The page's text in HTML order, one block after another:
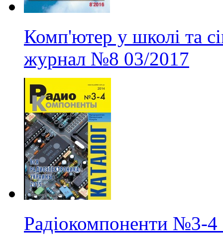
Комп'ютер у школі та
журнал №8 03/2017
Радіокомпоненти №3-4